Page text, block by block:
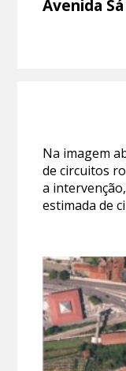
Avenida
Na imagem
de circuitos
a
estimada de